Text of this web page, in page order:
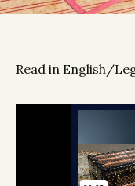
Read in English/